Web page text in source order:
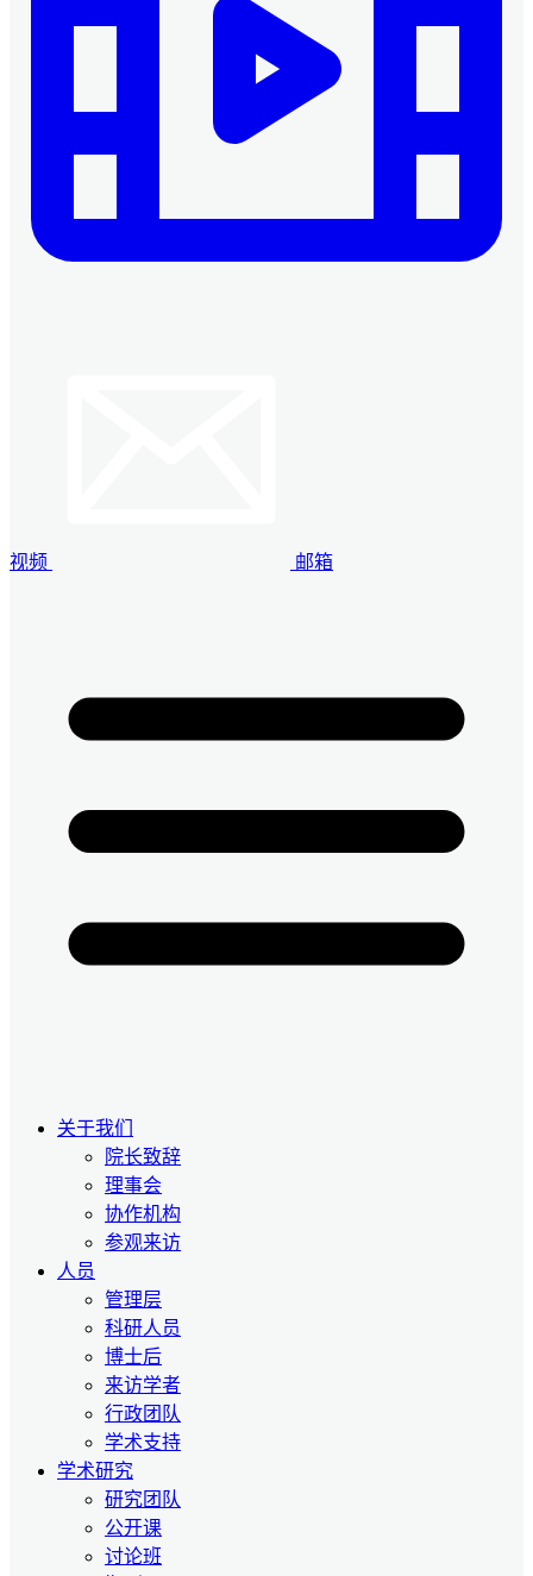
视频 邮箱
关于我们
院长致辞
理事会
协作机构
参观来访
人员
管理层
科研人员
博士后
来访学者
行政团队
学术支持
学术研究
研究团队
公开课
讨论班